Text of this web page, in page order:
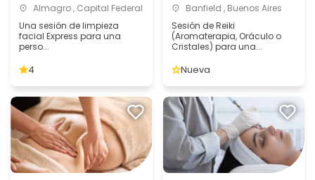
Almagro , Capital Federal
Una sesión de limpieza
facial Express para una
perso...
4
Banfield , Buenos Aires
Sesión de Reiki
(Aromaterapia, Oráculo o
Cristales) para una...
Nueva